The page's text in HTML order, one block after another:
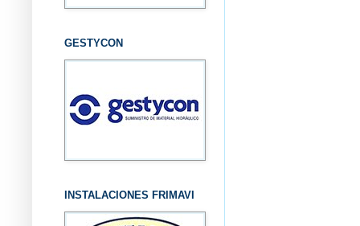
GESTYCON
INSTALACIONES FRIMAVI